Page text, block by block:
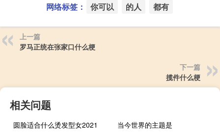
网络标签： 你可以 的人 都有
上一篇
罗马正统在张家口什么梗
下一篇
揽件什么梗
相关问题
圆脸适合什么烫发型女2021
当今世界的主题是